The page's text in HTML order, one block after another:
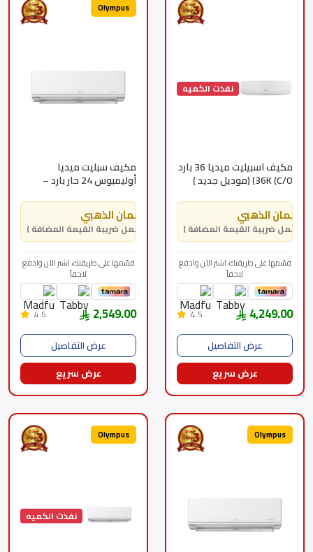
نفذت الكميه
مكيف اسبيليت ميديا 36 بارد
36K (C/O) (موديل جديد )
MSTL36CRN3MBKSA
الضمان الذهبي
قسّمها على طريقتك، اشتر الآن وادفع
لاحقاً
4,249.00
4.5
عرض التفاصيل
عرض سريع
Olympus
مكيف سبليت ميديا
أوليمبوس 24 حار بارد –
الضمان الذهبي
قسّمها على طريقتك، اشتر الآن وادفع
لاحقاً
2,549.00
4.5
عرض التفاصيل
عرض سريع
Olympus
Olympus
نفذت الكميه